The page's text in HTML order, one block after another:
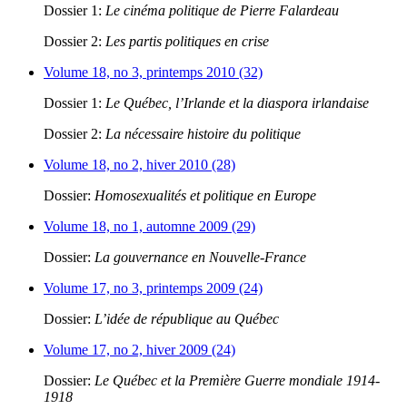
Dossier 1: Le cinéma politique de Pierre Falardeau
Dossier 2: Les partis politiques en crise
Volume 18, no 3, printemps 2010 (32)
Dossier 1: Le Québec, l’Irlande et la diaspora irlandaise
Dossier 2: La nécessaire histoire du politique
Volume 18, no 2, hiver 2010 (28)
Dossier: Homosexualités et politique en Europe
Volume 18, no 1, automne 2009 (29)
Dossier: La gouvernance en Nouvelle-France
Volume 17, no 3, printemps 2009 (24)
Dossier: L’idée de république au Québec
Volume 17, no 2, hiver 2009 (24)
Dossier: Le Québec et la Première Guerre mondiale 1914-
1918